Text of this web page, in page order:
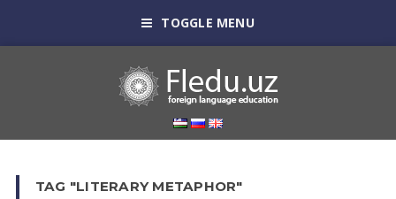
TOGGLE MENU
TAG "LITERARY METAPHOR"